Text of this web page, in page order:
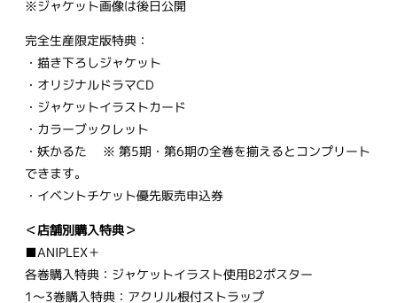
※ジャケット画像は後日公開
完全生産限定版特典：
・描き下ろしジャケット
・オリジナルドラマCD
・ジャケットイラストカード
・カラーブックレット
・妖かるた ※ 第5期・第6期の全巻を揃えるとコンプリート
できます。
・イベントチケット優先販売申込券
＜店舗別購入特典＞
■ANIPLEX＋
各巻購入特典：ジャケットイラスト使用B2ポスター
1～3巻購入特典：アクリル根付ストラップ